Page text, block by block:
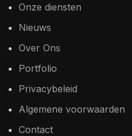
Onze diensten
Nieuws
Over Ons
Portfolio
Privacybeleid
Algemene voorwaarden
Contact